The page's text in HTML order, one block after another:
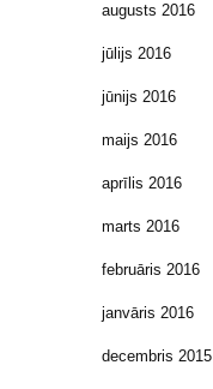
augusts 2016
jūlijs 2016
jūnijs 2016
maijs 2016
aprīlis 2016
marts 2016
februāris 2016
janvāris 2016
decembris 2015